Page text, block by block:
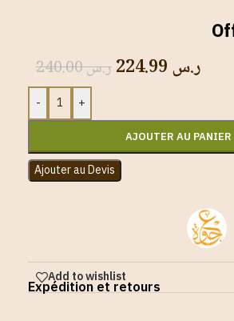
ر.س240.00 ر.س
- +
AJOUTER AU PANIER
Ajouter au Devis
Add to wishlist
Expédition et retours